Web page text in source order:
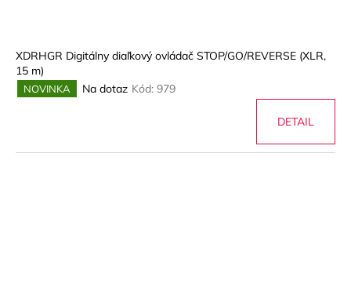
XDRHGR Digitálny diaľkový ovládač STOP/GO/REVERSE (XLR,
15 m)
NOVINKA Na dotaz Kód: 979
DETAIL